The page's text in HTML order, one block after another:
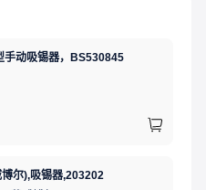
手动吸锡器，BS530845
尔),吸锡器,203202